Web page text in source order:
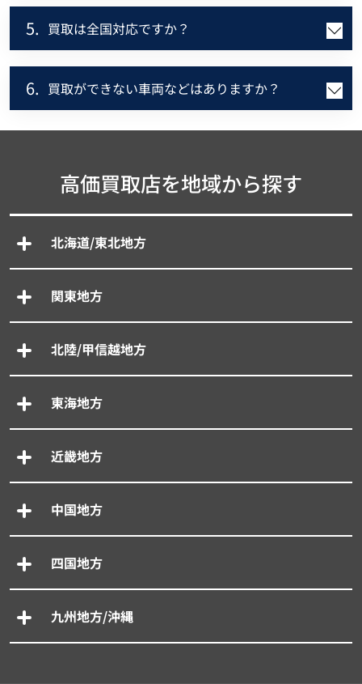
5. 買取は全国対応ですか？
6. 買取ができない車両などはありますか？
高価買取店を地域から探す
北海道/東北地方
関東地方
北陸/甲信越地方
東海地方
近畿地方
中国地方
四国地方
九州地方/沖縄